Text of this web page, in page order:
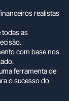
realistas
todas as
com base nos
ferramenta de
o sucesso do